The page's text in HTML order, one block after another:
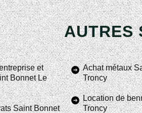
AUTRES
et
Bonnet Le
Saint Bonnet
Achat métaux
Troncy
Location de
Troncy